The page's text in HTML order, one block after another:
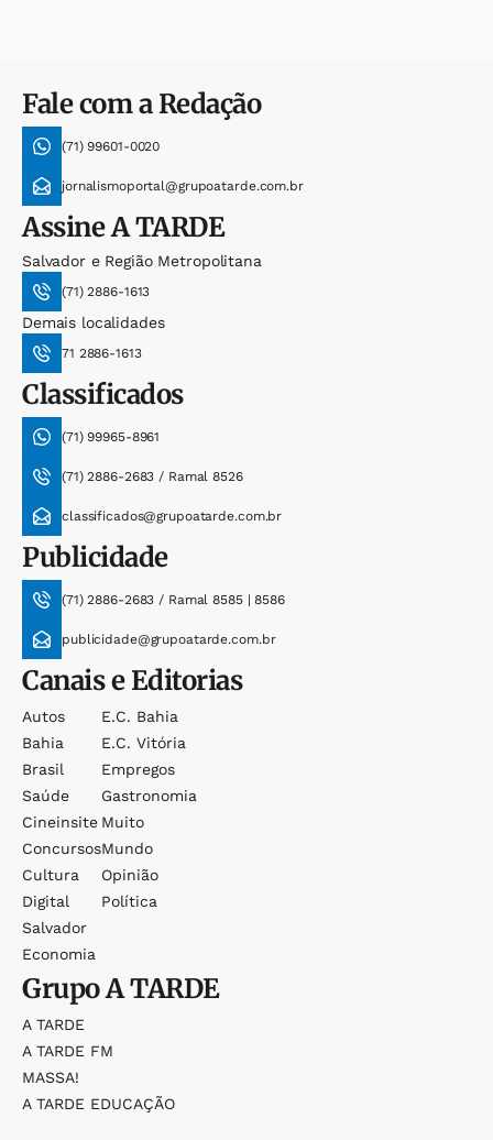
Fale com a Redação
(71) 99601-0020
jornalismoportal@grupoatarde.com.br
AssineA TARDE
Salvador e Região Metropolitana
(71) 2886-1613
Demais localidades
71 2886-1613
Classificados
(71) 99965-8961
(71) 2886-2683 / Ramal 8526
classificados@grupoatarde.com.br
Publicidade
(71) 2886-2683 / Ramal 8585 | 8586
publicidade@grupoatarde.com.br
Canais e Editorias
Autos
Bahia
Brasil
Saúde
Cineinsite
Concursos
Cultura
Digital
Salvador
Economia
E.c. Bahia
E.c. Vitória
Empregos
Gastronomia
Muito
Mundo
Opinião
Política
GrupoA TARDE
A TARDE
A TARDE FM
MASSA!
A TARDE EDUCAÇÃO